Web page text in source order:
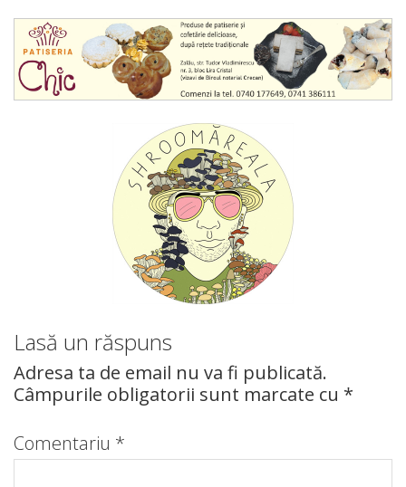
Lasă un răspuns
Adresa ta de email nu va fi publicată.
Câmpurile obligatorii sunt marcate cu *
Comentariu *